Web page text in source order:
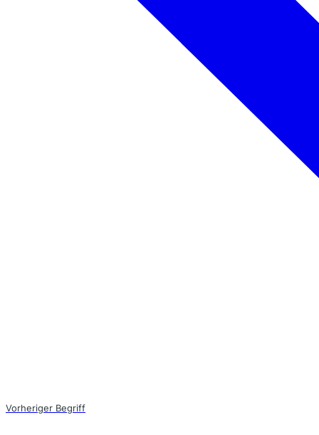
Vorheriger Begriff